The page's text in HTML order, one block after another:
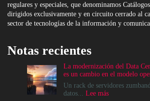
regulares y especiales, que denominamos
dirigidos exclusivamente y en circuito cerrado al
sector de tecnologías de la información y
Notas recientes
La modernización del Data
es un cambio en el modelo
Un rack de servidores
datos... Lee más: